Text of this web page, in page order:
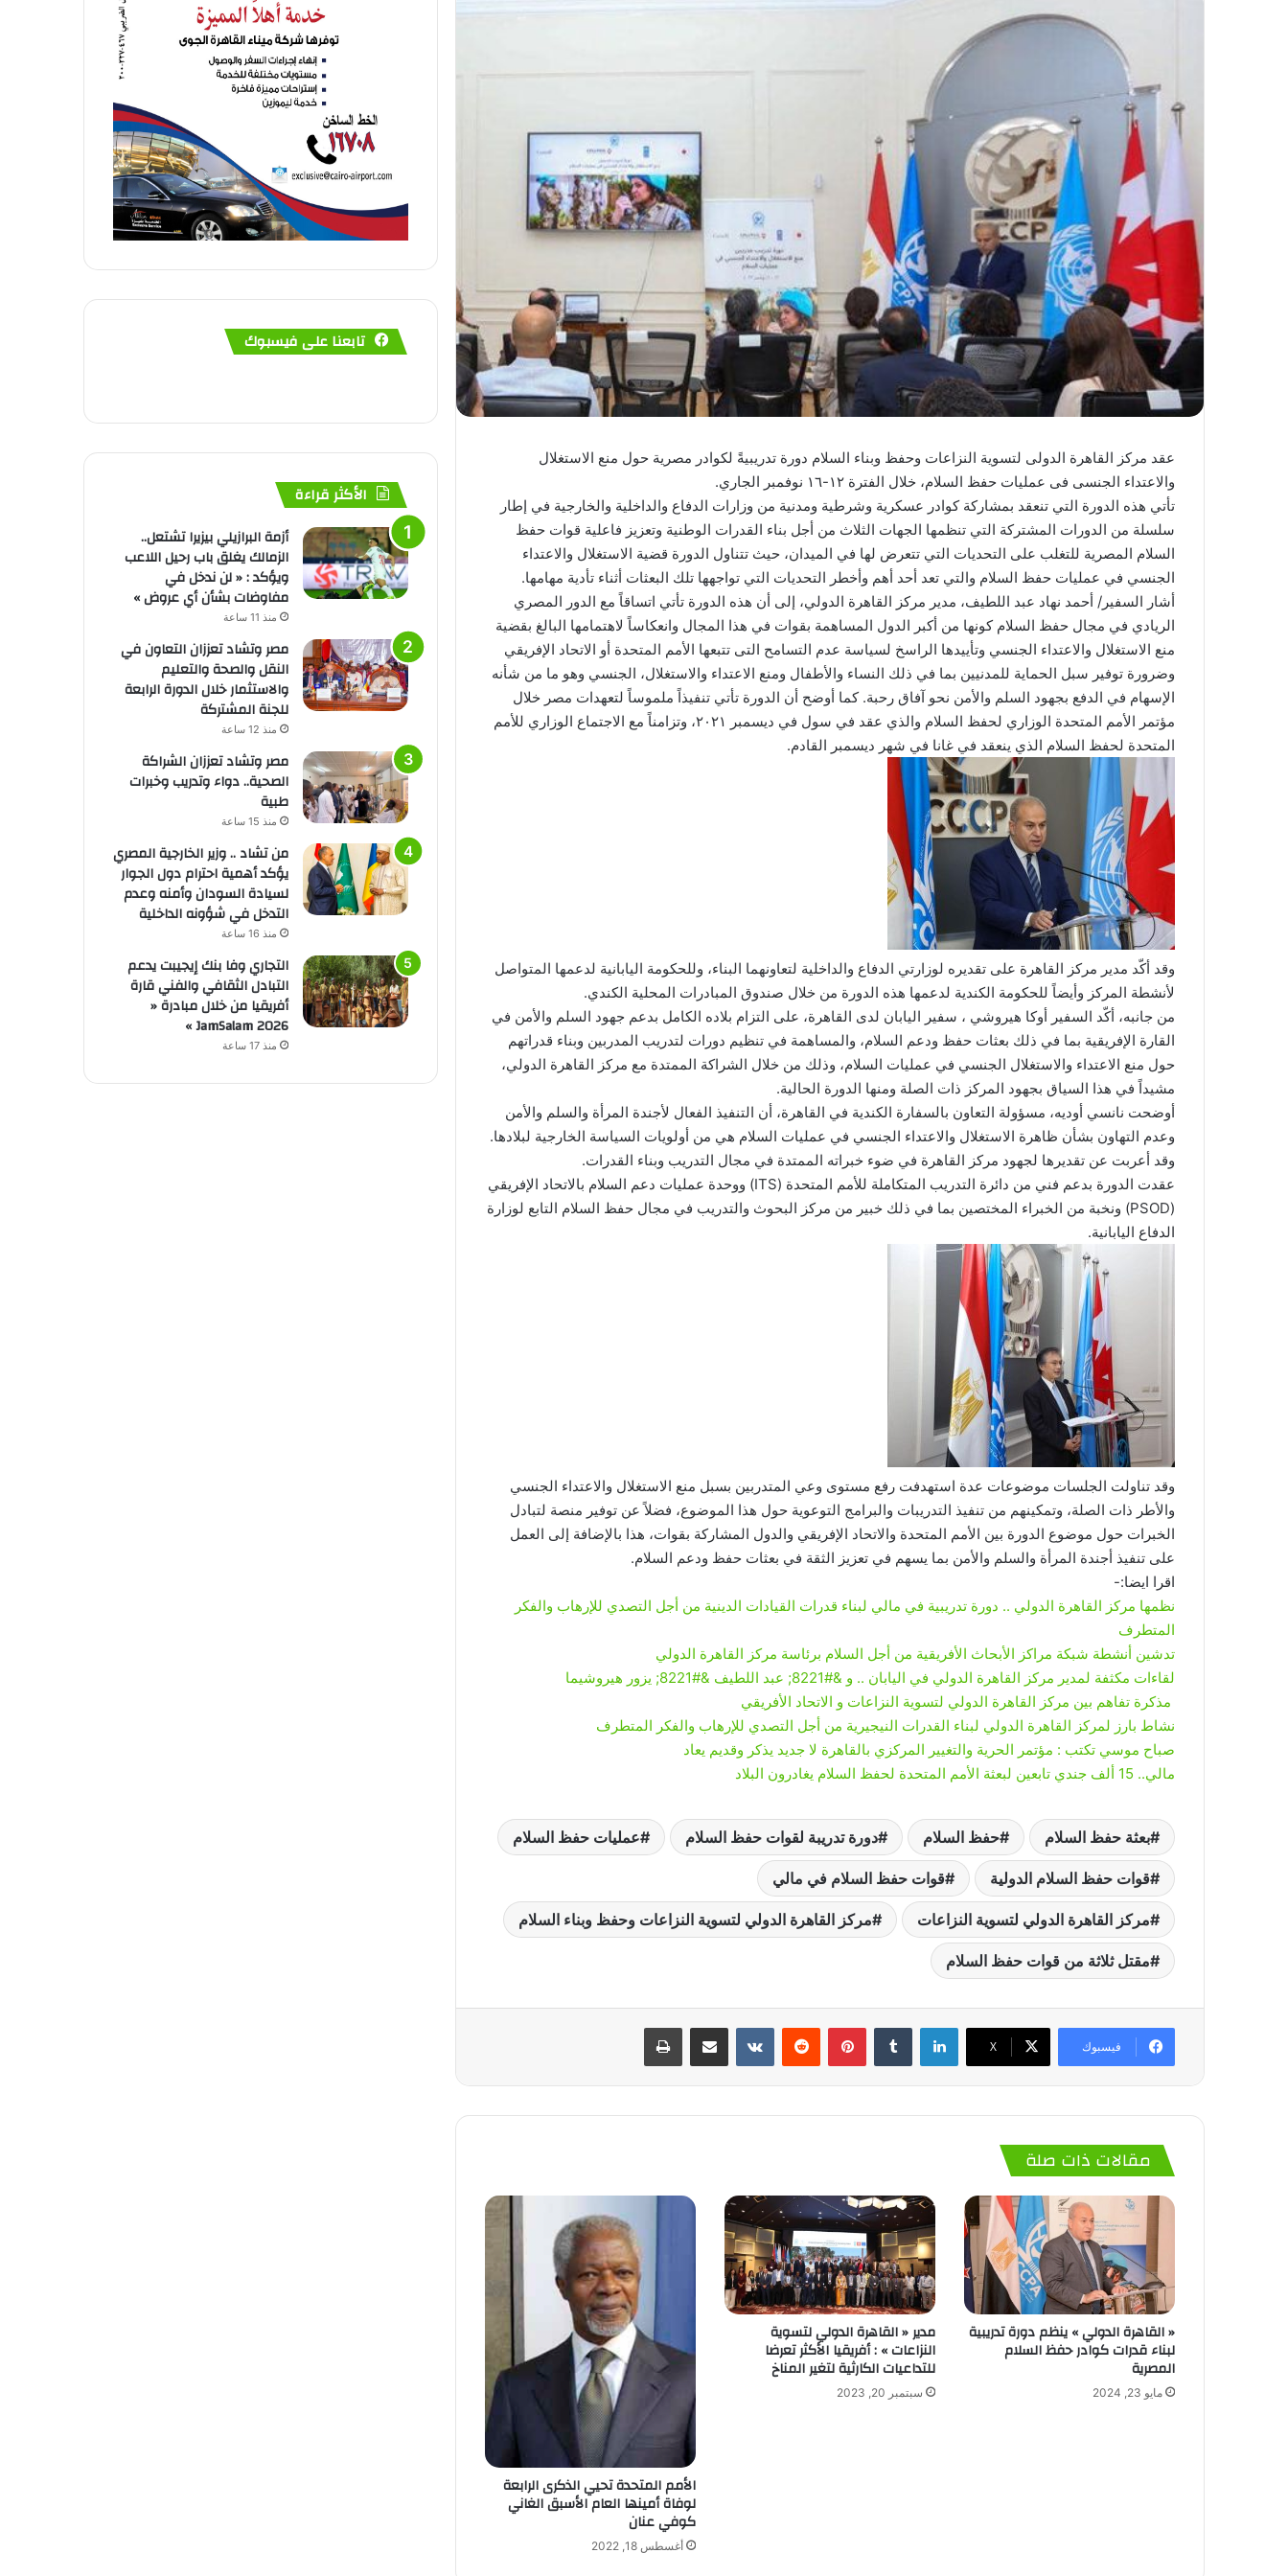
عقد مركز القاهرة الدولى لتسوية النزاعات وحفظ وبناء السلام دورة تدريبيةً لكوادر مصرية حول منع الاستغلال
والاعتداء الجنسى فى عمليات حفظ السلام، خلال الفترة ١٢-١٦ نوفمبر الجاري.
تأتي هذه الدورة التي تنعقد بمشاركة كوادر عسكرية وشرطية ومدنية من وزارات الدفاع والداخلية والخارجية في إطار
سلسلة من الدورات المشتركة التي تنظمها الجهات الثلاث من أجل بناء القدرات الوطنية وتعزيز فاعلية قوات حفظ
السلام المصرية للتغلب على التحديات التي تتعرض لها في الميدان، حيث تتناول الدورة قضية الاستغلال والاعتداء
الجنسي في عمليات حفظ السلام والتي تعد أحد أهم وأخطر التحديات التي تواجهها تلك البعثات أثناء تأدية مهامها.
أشار السفير/ أحمد نهاد عبد اللطيف، مدير مركز القاهرة الدولي، إلى أن هذه الدورة تأتي اتساقاً مع الدور المصري
الريادي في مجال حفظ السلام كونها من أكبر الدول المساهمة بقوات في هذا المجال وانعكاساً لاهتمامها البالغ بقضية
منع الاستغلال والاعتداء الجنسي وتأييدها الراسخ لسياسة عدم التسامح التى تتبعها الأمم المتحدة أو الاتحاد الإفريقي
وضرورة توفير سبل الحماية للمدنيين بما في ذلك النساء والأطفال ومنع الاعتداء والاستغلال، الجنسي وهو ما من شأنه
الإسهام في الدفع بجهود السلم والأمن نحو آفاق رحبة. كما أوضح أن الدورة تأتي تنفيذاً ملموساً لتعهدات مصر خلال
مؤتمر الأمم المتحدة الوزاري لحفظ السلام والذي عقد في سول في ديسمبر ٢٠٢١، وتزامناً مع الاجتماع الوزاري للأمم
المتحدة لحفظ السلام الذي ينعقد في غانا في شهر ديسمبر القادم.
وقد أكّد مدير مركز القاهرة على تقديره لوزارتي الدفاع والداخلية لتعاونهما البناء، وللحكومة اليابانية لدعمها المتواصل
لأنشطة المركز وأيضاً للحكومة الكندية لدعمها هذه الدورة من خلال صندوق المبادرات المحلية الكندي.
من جانبه، أكّد السفير أوكا هيروشي ، سفير اليابان لدى القاهرة، على التزام بلاده الكامل بدعم جهود السلم والأمن في
القارة الإفريقية بما في ذلك بعثات حفظ ودعم السلام، والمساهمة في تنظيم دورات لتدريب المدربين وبناء قدراتهم
حول منع الاعتداء والاستغلال الجنسي في عمليات السلام، وذلك من خلال الشراكة الممتدة مع مركز القاهرة الدولي،
مشيداً في هذا السياق بجهود المركز ذات الصلة ومنها الدورة الحالية.
أوضحت نانسي أوديه، مسؤولة التعاون بالسفارة الكندية في القاهرة، أن التنفيذ الفعال لأجندة المرأة والسلم والأمن
وعدم التهاون بشأن ظاهرة الاستغلال والاعتداء الجنسي في عمليات السلام هي من أولويات السياسة الخارجية لبلادها.
وقد أعربت عن تقديرها لجهود مركز القاهرة في ضوء خبراته الممتدة في مجال التدريب وبناء القدرات.
عقدت الدورة بدعم فني من دائرة التدريب المتكاملة للأمم المتحدة (ITS) ووحدة عمليات دعم السلام بالاتحاد الإفريقي
(PSOD) ونخبة من الخبراء المختصين بما في ذلك خبير من مركز البحوث والتدريب في مجال حفظ السلام التابع لوزارة
الدفاع اليابانية.
وقد تناولت الجلسات موضوعات عدة استهدفت رفع مستوى وعي المتدربين بسبل منع الاستغلال والاعتداء الجنسي
والأطر ذات الصلة، وتمكينهم من تنفيذ التدريبات والبرامج التوعوية حول هذا الموضوع، فضلاً عن توفير منصة لتبادل
الخبرات حول موضوع الدورة بين الأمم المتحدة والاتحاد الإفريقي والدول المشاركة بقوات، هذا بالإضافة إلى العمل
على تنفيذ أجندة المرأة والسلم والأمن بما يسهم في تعزيز الثقة في بعثات حفظ ودعم السلام.
اقرا ايضا:-
نظمها مركز القاهرة الدولي .. دورة تدريبية في مالي لبناء قدرات القيادات الدينية من أجل التصدي للإرهاب والفكر
المتطرف
تدشين أنشطة شبكة مراكز الأبحاث الأفريقية من أجل السلام برئاسة مركز القاهرة الدولي
لقاءات مكثفة لمدير مركز القاهرة الدولي في اليابان .. و &#8221; عبد اللطيف &#8221; يزور هيروشيما
مذكرة تفاهم بين مركز القاهرة الدولي لتسوية النزاعات و الاتحاد الأفريقي
نشاط بارز لمركز القاهرة الدولي لبناء القدرات النيجيرية من أجل التصدي للإرهاب والفكر المتطرف
صباح موسي تكتب : مؤتمر الحرية والتغيير المركزي بالقاهرة لا جديد يذكر وقديم يعاد
مالي.. 15 ألف جندي تابعين لبعثة الأمم المتحدة لحفظ السلام يغادرون البلاد
بعثة حفظ السلام حفظ السلام دورة تدريبة لقوات حفظ السلام عمليات حفظ السلام
قوات حفظ السلام الدولية قوات حفظ السلام في مالي
مركز القاهرة الدولي لتسوية النزاعات مركز القاهرة الدولي لتسوية النزاعات وحفظ وبناء السلام
مقتل ثلاثة من قوات حفظ السلام
فيسبوك ‫X
لينكدإن بينتيريست
مقالات ذات صلة
« القاهرة الدولي » ينظم دورة تدريبية
لبناء قدرات كوادر حفظ السلام
المصرية
مايو 23, 2024
مدير « القاهرة الدولي لتسوية
النزاعات » : أفريقيا الأكثر تعرضا
للتداعيات الكارثية لتغير المناخ
سبتمبر 20, 2023
الأمم المتحدة تحيي الذكرى الرابعة
لوفاة أمينها العام الأسبق الغاني
كوفي عنان
أغسطس 18, 2022
تابعنا على فيسبوك
الأكثر قراءة
أزمة البرازيلي بيزيرا تشتعل..
الزمالك يغلق باب رحيل اللاعب
ويؤكد : « لن ندخل في
مفاوضات بشأن أي عروض »
منذ 11 ساعة
مصر وتشاد تعززان التعاون في
النقل والصحة والتعليم
والاستثمار خلال الدورة الرابعة
للجنة المشتركة
منذ 12 ساعة
مصر وتشاد تعززان الشراكة
الصحية.. دواء وتدريب وخبرات
طبية
منذ 15 ساعة
من تشاد .. وزير الخارجية المصري
يؤكد أهمية احترام دول الجوار
لسيادة السودان وأمنه وعدم
التدخل في شؤونه الداخلية
منذ 16 ساعة
التجاري وفا بنك إيجيبت يدعم
التبادل الثقافي والفني قارة
أفريقيا من خلال مبادرة «
JamSalam 2026 »
منذ 17 ساعة